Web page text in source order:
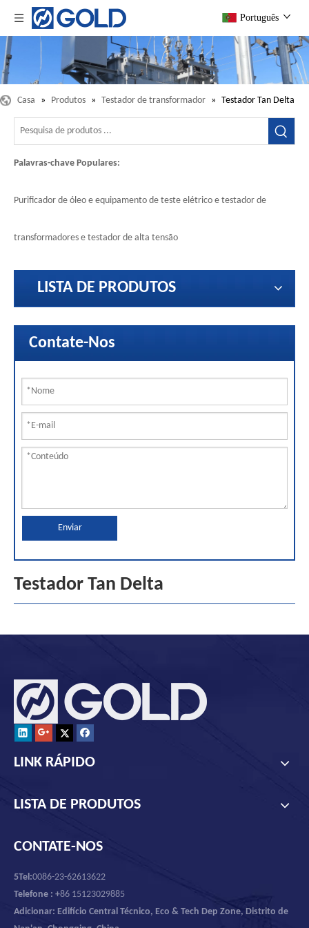
Português
Casa » Produtos » Testador de transformador » Testador Tan Delta
Palavras-chave Populares:
Purificador de óleo e equipamento de teste elétrico e testador de
transformadores e testador de alta tensão
LISTA DE PRODUTOS
Contate-Nos
Enviar
Testador Tan Delta
LINK RÁPIDO
LISTA DE PRODUTOS
CONTATE-NOS
5Tel:0086-23-62613622
Telefone : +86 15123029885
Adicionar: Edifício Central Técnico, Eco & Tech Dep Zone, Distrito de